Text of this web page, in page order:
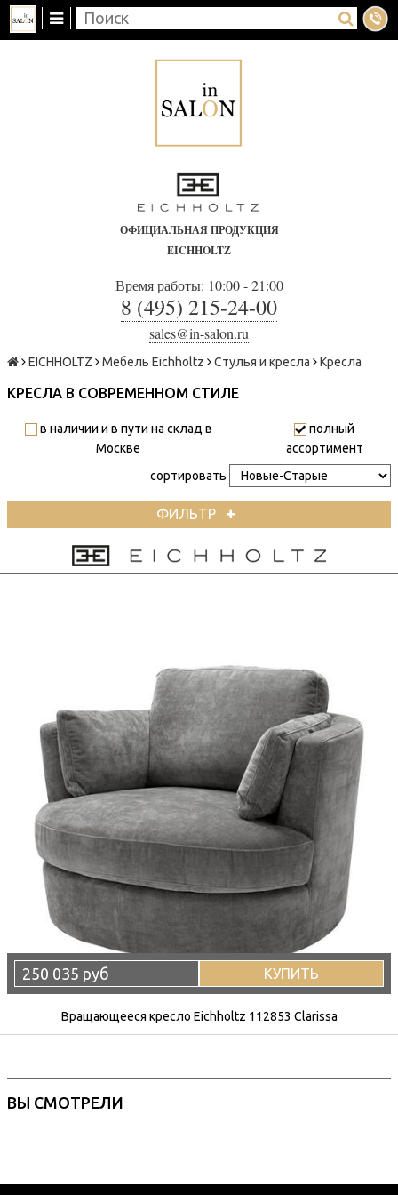
ОФИЦИАЛЬНАЯ ПРОДУКЦИЯ
EICHHOLTZ
Время работы: 10:00 - 21:00
8 (495) 215-24-00
sales@in-salon.ru
EICHHOLTZ Мебель Eichholtz Стулья и кресла Кресла
КРЕСЛА В СОВРЕМЕННОМ СТИЛЕ
в наличии и в пути на склад в
Москве
полный
ассортимент
сортировать
ФИЛЬТР
250 035 руб КУПИТЬ
Вращающееся кресло Eichholtz 112853 Clarissa
ВЫ СМОТРЕЛИ